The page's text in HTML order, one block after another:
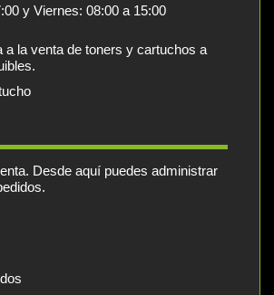
y Viernes: 08:00 a 15:00
a la venta de toners y cartuchos a
Desde aquí puedes administrar